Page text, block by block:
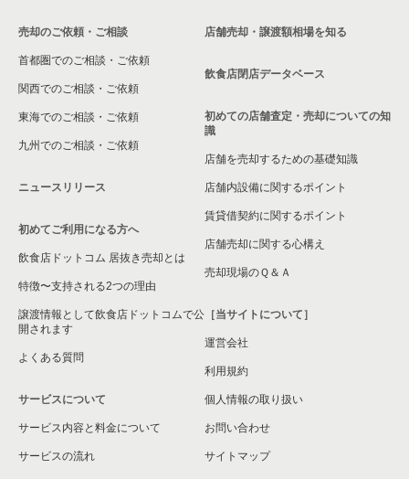
売却のご依頼・ご相談
首都圏でのご相談・ご依頼
関西でのご相談・ご依頼
東海でのご相談・ご依頼
九州でのご相談・ご依頼
ニュースリリース
初めてご利用になる方へ
飲食店ドットコム 居抜き売却とは
特徴〜支持される2つの理由
譲渡情報として飲食店ドットコムで公
開されます
よくある質問
サービスについて
サービス内容と料金について
サービスの流れ
店舗売却・譲渡額相場を知る
飲食店閉店データベース
初めての店舗査定・売却についての知
識
店舗を売却するための基礎知識
店舗内設備に関するポイント
賃貸借契約に関するポイント
店舗売却に関する心構え
売却現場のＱ＆Ａ
［当サイトについて］
運営会社
利用規約
個人情報の取り扱い
お問い合わせ
サイトマップ